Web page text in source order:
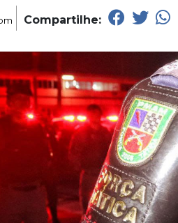
Compartilhe: